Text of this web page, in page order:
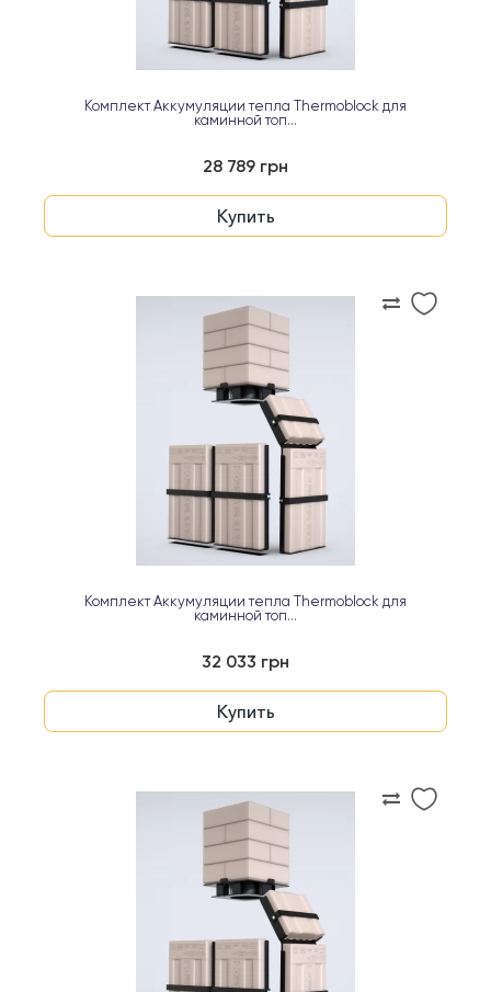
Комплект Аккумуляции тепла Thermoblock для
каминной топ...
28 789 грн
Купить
Комплект Аккумуляции тепла Thermoblock для
каминной топ...
32 033 грн
Купить